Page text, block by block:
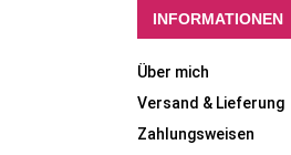
INFORMATIONEN
Über mich
Versand & Lieferung
Zahlungsweisen